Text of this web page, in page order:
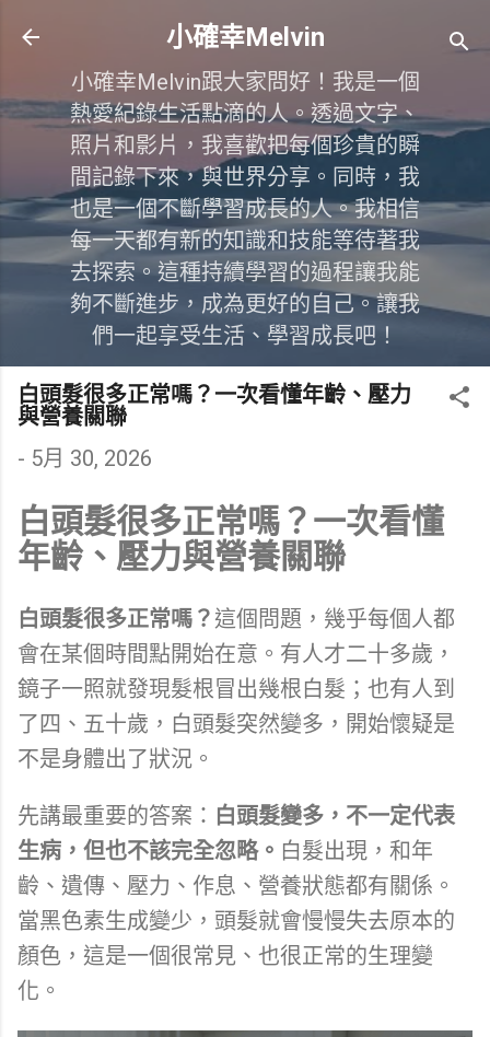
跳到主要內容
小確幸Melvin
小確幸Melvin跟大家問好！我是一個
熱愛紀錄生活點滴的人。透過文字、
照片和影片，我喜歡把每個珍貴的瞬
間記錄下來，與世界分享。同時，我
也是一個不斷學習成長的人。我相信
每一天都有新的知識和技能等待著我
去探索。這種持續學習的過程讓我能
夠不斷進步，成為更好的自己。讓我
們一起享受生活、學習成長吧！
白頭髮很多正常嗎？一次看懂年齡、壓力
與營養關聯
- 5月 30, 2026
白頭髮很多正常嗎？一次看懂
年齡、壓力與營養關聯
白頭髮很多正常嗎？ 這個問題，幾乎每個人都
會在某個時間點開始在意。有人才二十多歲，
鏡子一照就發現髮根冒出幾根白髮；也有人到
了四、五十歲，白頭髮突然變多，開始懷疑是
不是身體出了狀況。
先講最重要的答案： 白頭髮變多，不一定代表
生病，但也不該完全忽略。 白髮出現，和年
齡、遺傳、壓力、作息、營養狀態都有關係。
當黑色素生成變少，頭髮就會慢慢失去原本的
顏色，這是一個很常見、也很正常的生理變
化。